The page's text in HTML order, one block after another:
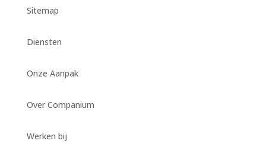
Sitemap
Diensten
Onze Aanpak
Over Companium
Werken bij